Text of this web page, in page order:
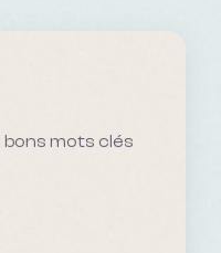
bons mots clés